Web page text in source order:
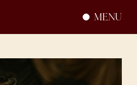
MENU